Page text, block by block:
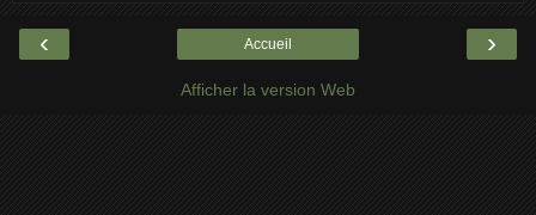
‹ ›
Accueil
Afficher la version Web